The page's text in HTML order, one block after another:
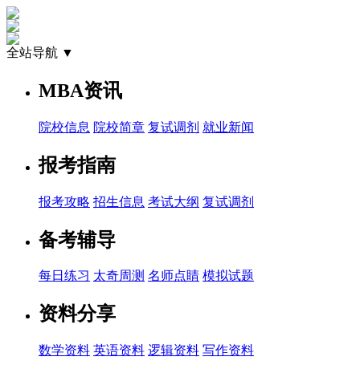
全站导航 ▼
MBA资讯
院校信息 院校简章 复试调剂 就业新闻
报考指南
报考攻略 招生信息 考试大纲 复试调剂
备考辅导
每日练习 太奇周测 名师点睛 模拟试题
资料分享
数学资料 英语资料 逻辑资料 写作资料